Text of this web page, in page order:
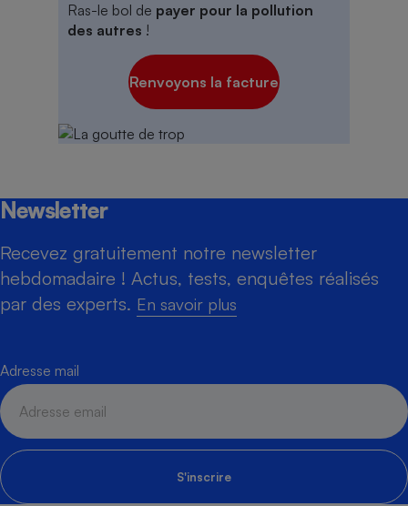
Ras-le bol de payer pour la pollution
des autres !
Renvoyons la facture
Newsletter
Recevez gratuitement notre newsletter
hebdomadaire ! Actus, tests, enquêtes réalisés
par des experts. En savoir plus
Adresse mail
S'inscrire